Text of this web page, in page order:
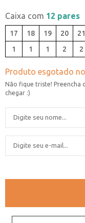
Caixa com 12 pares
17 18 19 20 21
1
1 1 2 2